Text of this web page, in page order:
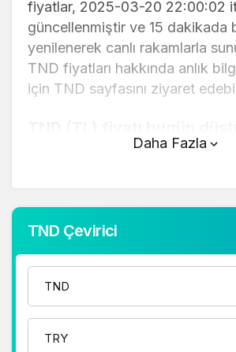
fiyatlar, 2025-03-20 22:00:02
güncellenmiştir ve 15 dakikada
yenilenerek canlı rakamlarla
TND fiyatları hakkında anlık
için TND sayfasını ziyaret
değişim göstermiştir..
üstünde yer alan çevirici aracını
mevcut fiyatlar üzerinden hızlı
şekilde çevirme işlemlerinizi
gerçekleştirebilirsiniz. TND
Daha Fazla
TND Çevirici